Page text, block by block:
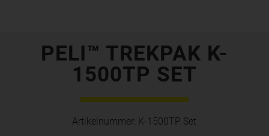
PELI™ TREKPAK K-
1500TP SET
Artikelnummer: K-1500TP Set